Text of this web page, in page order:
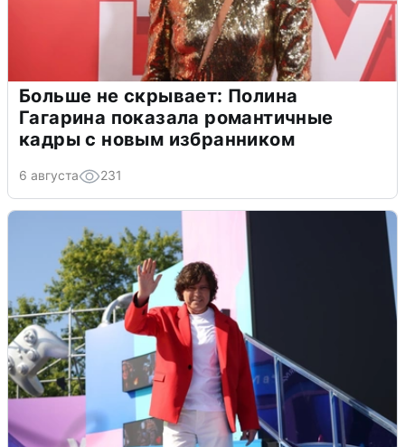
Больше не скрывает: Полина
Гагарина показала романтичные
кадры с новым избранником
6 августа 231